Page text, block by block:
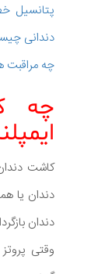
پتانسیل
دندانی
چه مراقبت
چه
کاشت
دندان یا
دندان
وقتی